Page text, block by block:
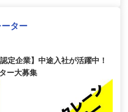
ター
定企業】中途入社が活躍中！
ー大募集